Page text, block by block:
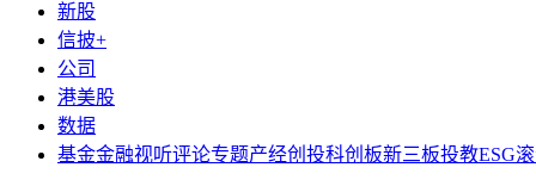
新股
信披+
公司
港美股
数据
基金金融视听评论专题产经创投科创板新三板投教ESG